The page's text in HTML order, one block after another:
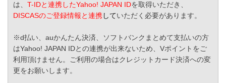
は、 T-IDと連携したYahoo! JAPAN IDを取得いただき、
DISCASのご登録情報と連携していただく必要があります。
※d払い、auかんたん決済、ソフトバンクまとめて支払いの方
はYahoo! JAPAN IDとの連携が出来ないため、Vポイントをご
利用頂けません。ご利用の場合はクレジットカード決済への変
更をお願いします。